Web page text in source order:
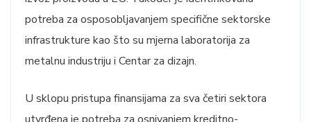
potreba za osposobljavanjem specifične sektorske
infrastrukture kao što su mjerna laboratorija za
metalnu industriju i Centar za dizajn.
U sklopu pristupa finansijama za sva četiri sektora